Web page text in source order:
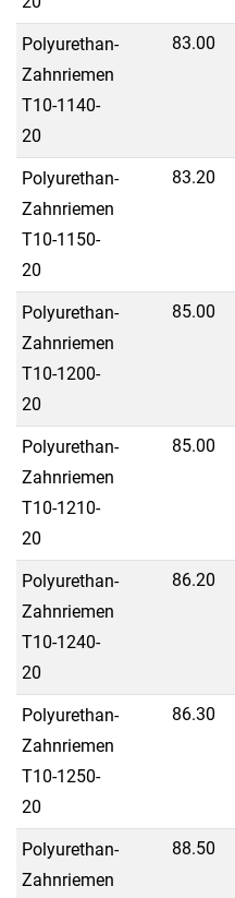
Polyurethan-
Zahnriemen
T10-1140-
20
83.00
Polyurethan-
Zahnriemen
T10-1150-
20
83.20
Polyurethan-
Zahnriemen
T10-1200-
20
85.00
Polyurethan-
Zahnriemen
T10-1210-
20
85.00
Polyurethan-
Zahnriemen
T10-1240-
20
86.20
Polyurethan-
Zahnriemen
T10-1250-
20
86.30
Polyurethan-
Zahnriemen
88.50